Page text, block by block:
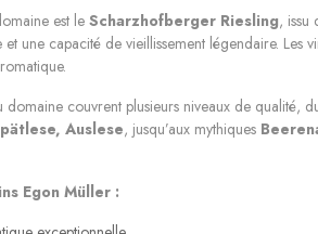
est leScharzhofberger Riesling, issu
une capacité de vieillissement légendaire.
domaine couvrent plusieurs niveaux de qualité,
Auslese, jusqu’aux mythiques
Egon Müller :